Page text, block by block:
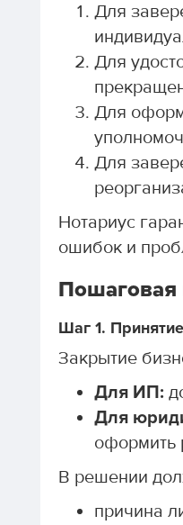
Для
Для
Для
Для
Нотариус
ошибок и
Пошаговая
Шаг 1.
Закрытие
Для ИП:
Для
оформить
В решении
причина